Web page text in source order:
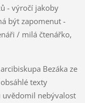
- výročí jakoby
být zapomenut -
/ milá čtenářko,
Bezáka ze
texty
uvědomil nebývalost